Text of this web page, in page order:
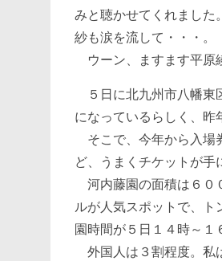
みと聴かせてくれました
紗も涙を流して・・・。
ウーン、ますます平原
５日に北九州市八幡東
になっているらしく、昨
そこで、今年から入場
ど、うまくチケットが手
河内藤園の面積は６０
ルが人気スポットで、ト
園時間が５日１４時～１
外国人は３割程度。私